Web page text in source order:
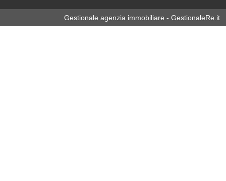
Gestionale agenzia immobiliare - GestionaleRe.it